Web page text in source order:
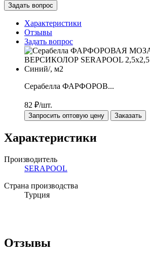
Задать вопрос
Характеристики
Отзывы
Задать вопрос
Серабелла ФАРФОРОВ...
82 ₽/шт.
Запросить оптовую цену Заказать
Характеристики
Производитель
SERAPOOL
Страна производства
Турция
Отзывы